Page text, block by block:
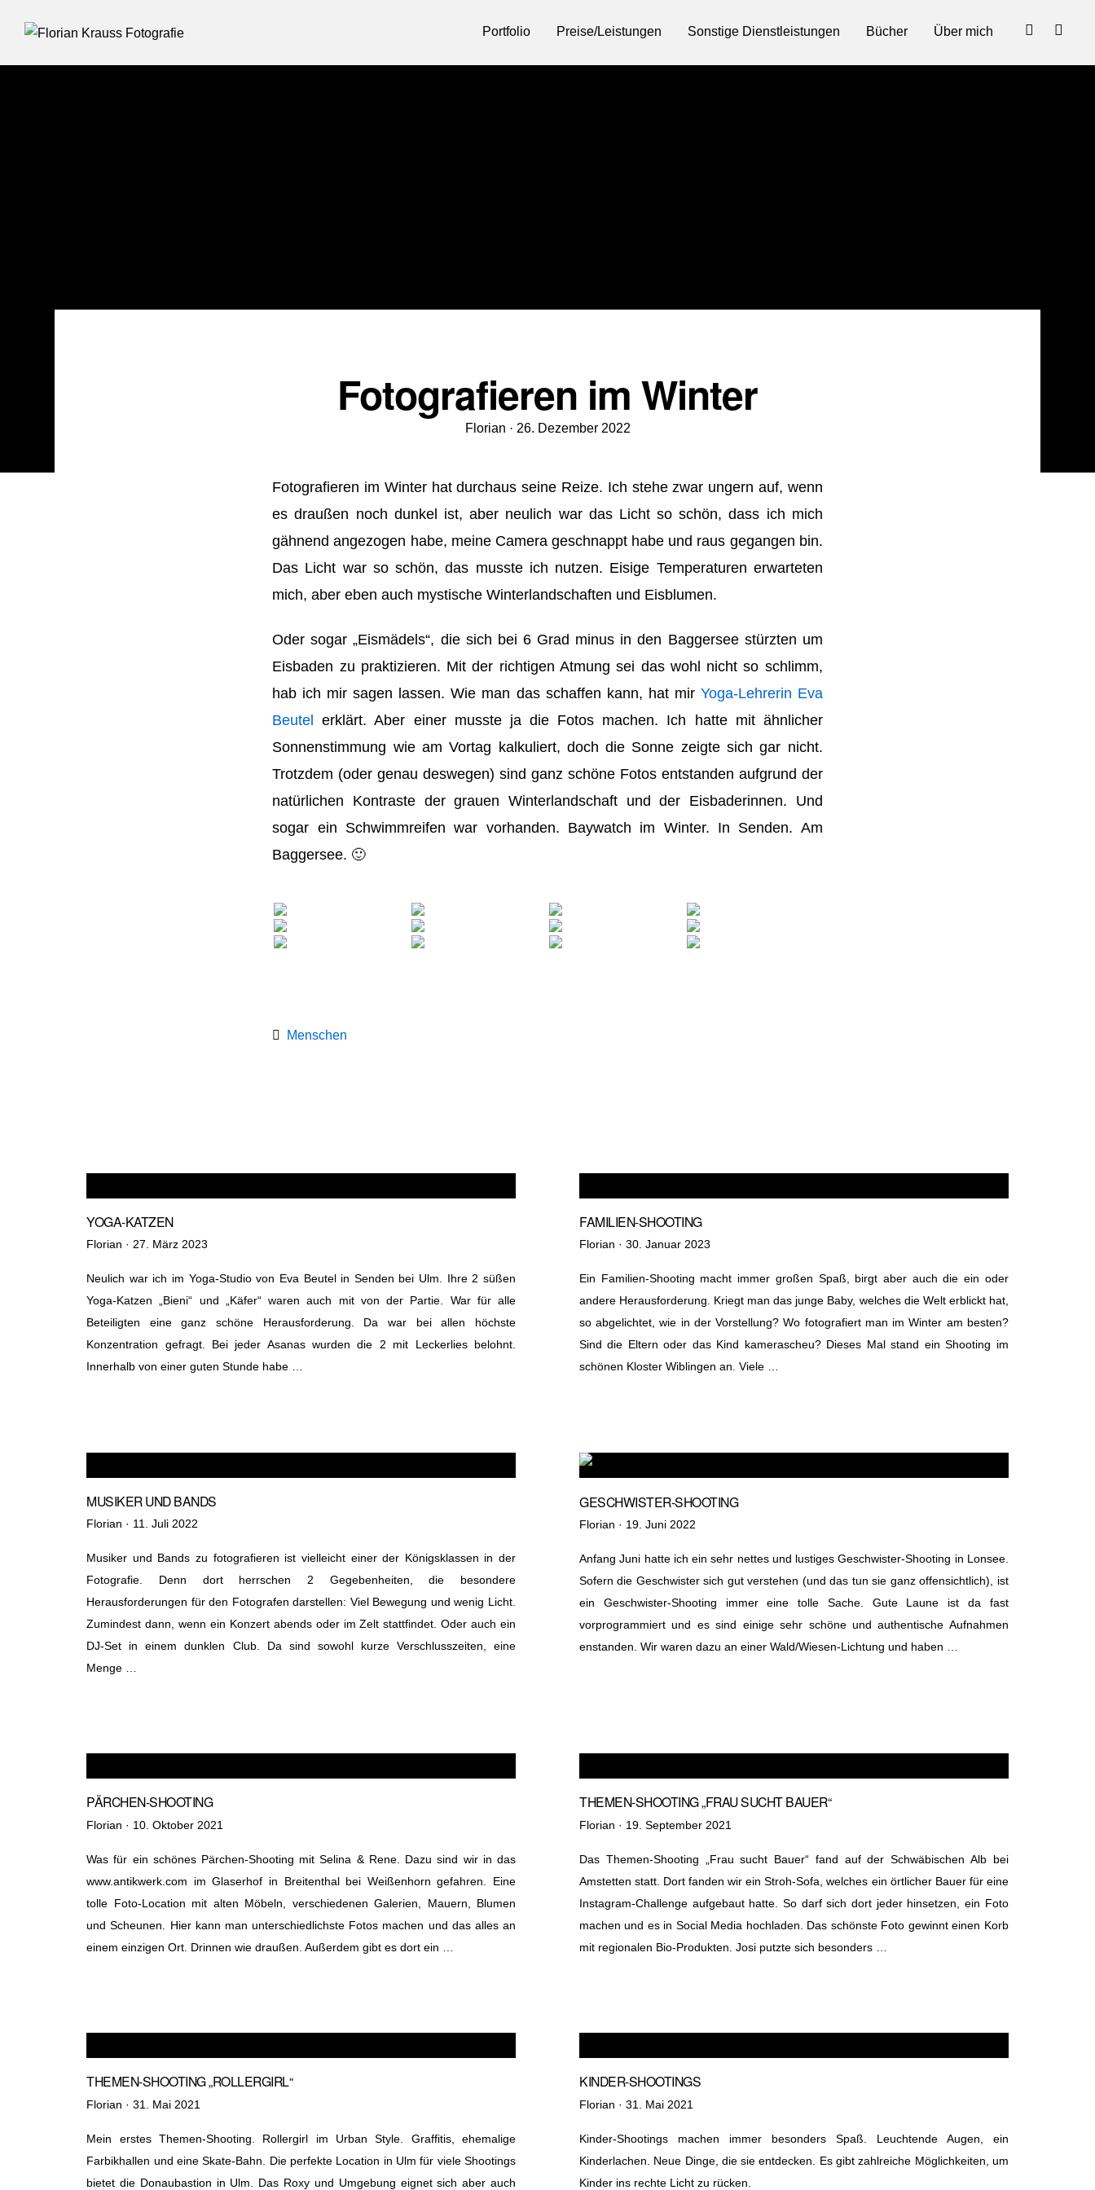
Portfolio Preise/Leistungen Sonstige Dienstleistungen Bücher Über mich
Fotografieren im Winter
Florian · Veröffentlicht
26. Dezember 2022
Fotografieren im Winter hat durchaus seine Reize. Ich stehe zwar ungern auf, wenn
es draußen noch dunkel ist, aber neulich war das Licht so schön, dass ich mich
gähnend angezogen habe, meine Camera geschnappt habe und raus gegangen bin.
Das Licht war so schön, das musste ich nutzen. Eisige Temperaturen erwarteten
mich, aber eben auch mystische Winterlandschaften und Eisblumen.
Oder sogar „Eismädels“, die sich bei 6 Grad minus in den Baggersee stürzten um
Eisbaden zu praktizieren. Mit der richtigen Atmung sei das wohl nicht so schlimm,
hab ich mir sagen lassen. Wie man das schaffen kann, hat mir Yoga-Lehrerin Eva
Beutel
erklärt. Aber einer musste ja die Fotos machen. Ich hatte mit ähnlicher
Sonnenstimmung wie am Vortag kalkuliert, doch die Sonne zeigte sich gar nicht.
Trotzdem (oder genau deswegen) sind ganz schöne Fotos entstanden aufgrund der
natürlichen Kontraste der grauen Winterlandschaft und der Eisbaderinnen. Und
sogar ein Schwimmreifen war vorhanden. Baywatch im Winter. In Senden. Am
Baggersee. 🙂
Menschen
YOGA-KATZEN
Florian ·Veröffentlicht
27. März 2023
Neulich war ich im Yoga-Studio von Eva Beutel in Senden bei Ulm. Ihre 2 süßen
Yoga-Katzen „Bieni“ und „Käfer“ waren auch mit von der Partie. War für alle
Beteiligten eine ganz schöne Herausforderung. Da war bei allen höchste
Konzentration gefragt. Bei jeder Asanas wurden die 2 mit Leckerlies belohnt.
Innerhalb von einer guten Stunde habe …
FAMILIEN-SHOOTING
Florian · Veröffentlicht
30. Januar 2023
Ein Familien-Shooting macht immer großen Spaß, birgt aber auch die ein oder
andere Herausforderung. Kriegt man das junge Baby, welches die Welt erblickt hat,
so abgelichtet, wie in der Vorstellung? Wo fotografiert man im Winter am besten?
Sind die Eltern oder das Kind kamerascheu? Dieses Mal stand ein Shooting im
schönen Kloster Wiblingen an. Viele …
MUSIKER UND BANDS
Florian · Veröffentlicht
11. Juli 2022
Musiker und Bands zu fotografieren ist vielleicht einer der Königsklassen in der
Fotografie. Denn dort herrschen 2 Gegebenheiten, die besondere
Herausforderungen für den Fotografen darstellen: Viel Bewegung und wenig Licht.
Zumindest dann, wenn ein Konzert abends oder im Zelt stattfindet. Oder auch ein
DJ-Set in einem dunklen Club. Da sind sowohl kurze Verschlusszeiten, eine
Menge …
GESCHWISTER-SHOOTING
Florian · Veröffentlicht
19. Juni 2022
Anfang Juni hatte ich ein sehr nettes und lustiges Geschwister-Shooting in Lonsee.
Sofern die Geschwister sich gut verstehen (und das tun sie ganz offensichtlich), ist
ein Geschwister-Shooting immer eine tolle Sache. Gute Laune ist da fast
vorprogrammiert und es sind einige sehr schöne und authentische Aufnahmen
enstanden. Wir waren dazu an einer Wald/Wiesen-Lichtung und haben …
PÄRCHEN-SHOOTING
Florian · Veröffentlicht
10. Oktober 2021
Was für ein schönes Pärchen-Shooting mit Selina & Rene. Dazu sind wir in das
www.antikwerk.com im Glaserhof in Breitenthal bei Weißenhorn gefahren. Eine
tolle Foto-Location mit alten Möbeln, verschiedenen Galerien, Mauern, Blumen
und Scheunen. Hier kann man unterschiedlichste Fotos machen und das alles an
einem einzigen Ort. Drinnen wie draußen. Außerdem gibt es dort ein …
THEMEN-SHOOTING „FRAU SUCHT BAUER“
Florian · Veröffentlicht
19. September 2021
Das Themen-Shooting „Frau sucht Bauer“ fand auf der Schwäbischen Alb bei
Amstetten statt. Dort fanden wir ein Stroh-Sofa, welches ein örtlicher Bauer für eine
Instagram-Challenge aufgebaut hatte. So darf sich dort jeder hinsetzen, ein Foto
machen und es in Social Media hochladen. Das schönste Foto gewinnt einen Korb
mit regionalen Bio-Produkten. Josi putzte sich besonders …
THEMEN-SHOOTING „ROLLERGIRL“
Florian ·Veröffentlicht
31. Mai 2021
Mein erstes Themen-Shooting. Rollergirl im Urban Style. Graffitis, ehemalige
Farbikhallen und eine Skate-Bahn. Die perfekte Location in Ulm für viele Shootings
bietet die Donaubastion in Ulm. Das Roxy und Umgebung eignet sich aber auch
KINDER-SHOOTINGS
Florian · Veröffentlicht
31. Mai 2021
Kinder-Shootings machen immer besonders Spaß. Leuchtende Augen, ein
Kinderlachen. Neue Dinge, die sie entdecken. Es gibt zahlreiche Möglichkeiten, um
Kinder ins rechte Licht zu rücken.